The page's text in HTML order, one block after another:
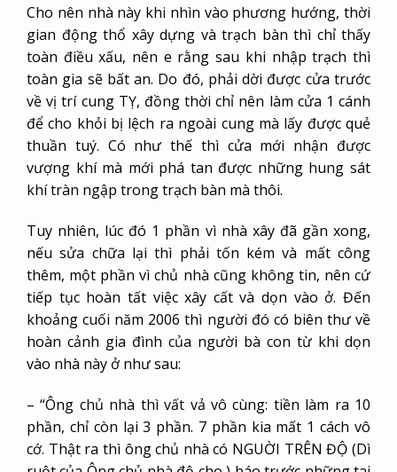
Cho nên nhà này khi nhìn vào phương hướng, thời
gian động thổ xây dựng và trạch bàn thì chỉ thấy
toàn điều xấu, nên e rằng sau khi nhập trạch thì
toàn gia sẽ bất an. Do đó, phải dời được cửa trước
về vị trí cung TỴ, đồng thời chỉ nên làm cửa 1 cánh
để cho khỏi bị lệch ra ngoài cung mà lấy được quẻ
thuần tuý. Có như thế thì cửa mới nhận được
vượng khí mà mới phá tan được những hung sát
khí tràn ngập trong trạch bàn mà thôi.
Tuy nhiên, lúc đó 1 phần vì nhà xây đã gần xong,
nếu sửa chữa lại thì phải tốn kém và mất công
thêm, một phần vì chủ nhà cũng không tin, nên cứ
tiếp tục hoàn tất việc xây cất và dọn vào ở. Đến
khoảng cuối năm 2006 thì người đó có biên thư về
hoàn cảnh gia đình của người bà con từ khi dọn
vào nhà này ở như sau:
– “Ông chủ nhà thì vất vả vô cùng: tiền làm ra 10
phần, chỉ còn lại 3 phần. 7 phần kia mất 1 cách vô
cớ. Thật ra thì ông chủ nhà có NGUỜI TRÊN ĐỘ (Dì